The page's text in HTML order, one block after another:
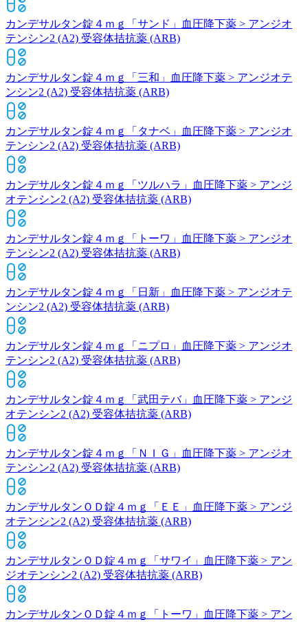
カンデサルタン錠４ｍｇ「サンド」
血圧降下薬 > アンジオ
テンシン2 (A2) 受容体拮抗薬 (ARB)
カンデサルタン錠４ｍｇ「三和」
血圧降下薬 > アンジオテ
ンシン2 (A2) 受容体拮抗薬 (ARB)
カンデサルタン錠４ｍｇ「タナベ」
血圧降下薬 > アンジオ
テンシン2 (A2) 受容体拮抗薬 (ARB)
カンデサルタン錠４ｍｇ「ツルハラ」
血圧降下薬 > アンジ
オテンシン2 (A2) 受容体拮抗薬 (ARB)
カンデサルタン錠４ｍｇ「トーワ」
血圧降下薬 > アンジオ
テンシン2 (A2) 受容体拮抗薬 (ARB)
カンデサルタン錠４ｍｇ「日新」
血圧降下薬 > アンジオテ
ンシン2 (A2) 受容体拮抗薬 (ARB)
カンデサルタン錠４ｍｇ「ニプロ」
血圧降下薬 > アンジオ
テンシン2 (A2) 受容体拮抗薬 (ARB)
カンデサルタン錠４ｍｇ「武田テバ」
血圧降下薬 > アンジ
オテンシン2 (A2) 受容体拮抗薬 (ARB)
カンデサルタン錠４ｍｇ「ＮＩＧ」
血圧降下薬 > アンジオ
テンシン2 (A2) 受容体拮抗薬 (ARB)
カンデサルタンＯＤ錠４ｍｇ「ＥＥ」
血圧降下薬 > アンジ
オテンシン2 (A2) 受容体拮抗薬 (ARB)
カンデサルタンＯＤ錠４ｍｇ「サワイ」
血圧降下薬 > アン
ジオテンシン2 (A2) 受容体拮抗薬 (ARB)
カンデサルタンＯＤ錠４ｍｇ「トーワ」 血圧降下薬 > アン